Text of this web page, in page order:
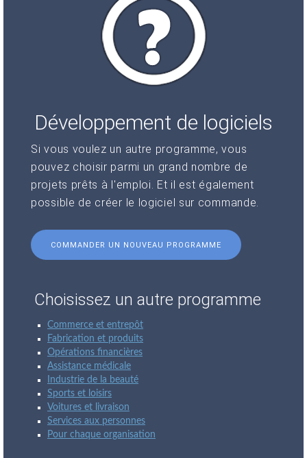
Développement de logiciels
Si vous voulez un autre programme, vous
pouvez choisir parmi un grand nombre de
projets prêts à l'emploi. Et il est également
possible de créer le logiciel sur commande.
COMMANDER UN NOUVEAU PROGRAMME
Choisissez un autre programme
Commerce et entrepôt
Fabrication et produits
Opérations financières
Assistance médicale
Industrie de la beauté
Sports et loisirs
Voitures et livraison
Services aux personnes
Pour chaque organisation